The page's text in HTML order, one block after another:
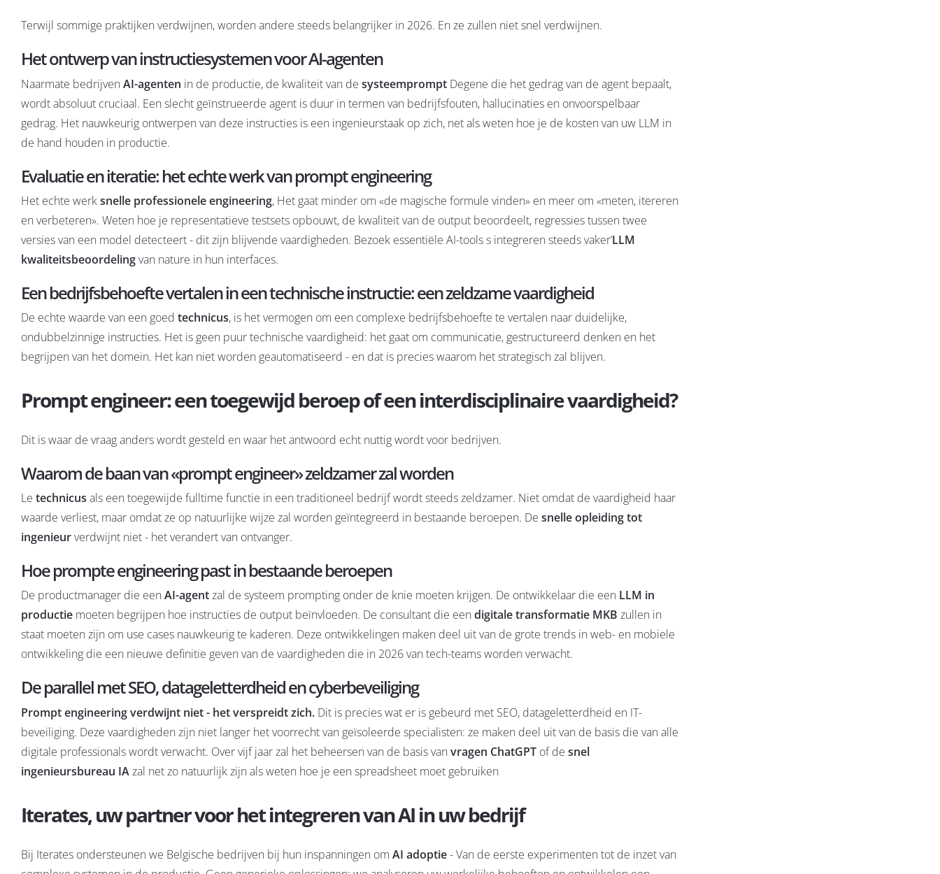
Terwijl sommige praktijken verdwijnen, worden andere steeds belangrijker in 2026. En ze zullen niet snel verdwijnen.
Het ontwerp van instructiesystemen voor AI-agenten
Naarmate bedrijvenAI-agenten in de productie, de kwaliteit van de systeemprompt Degene die het gedrag van de agent bepaalt,
wordt absoluut cruciaal. Een slecht geïnstrueerde agent is duur in termen van bedrijfsfouten, hallucinaties en onvoorspelbaar
gedrag. Het nauwkeurig ontwerpen van deze instructies is een ingenieurstaak op zich, net als weten hoe je de kosten van uw LLM in
de hand houden in productie.
Evaluatie en iteratie: het echte werk van prompt engineering
Het echte werksnelle professionele engineering, Het gaat minder om «de magische formule vinden» en meer om «meten, itereren
en verbeteren». Weten hoe je representatieve testsets opbouwt, de kwaliteit van de output beoordeelt, regressies tussen twee
versies van een model detecteert - dit zijn blijvende vaardigheden. Bezoek essentiële AI-toolss integreren steeds vaker’LLM
kwaliteitsbeoordelingvan nature in hun interfaces.
Een bedrijfsbehoefte vertalen in een technische instructie: een zeldzame vaardigheid
De echte waarde van een goed technicus, is het vermogen om een complexe bedrijfsbehoefte te vertalen naar duidelijke,
ondubbelzinnige instructies. Het is geen puur technische vaardigheid: het gaat om communicatie, gestructureerd denken en het
begrijpen van het domein. Het kan niet worden geautomatiseerd - en dat is precies waarom het strategisch zal blijven.
Prompt engineer: een toegewijd beroep of een interdisciplinaire vaardigheid?
Dit is waar de vraag anders wordt gesteld en waar het antwoord echt nuttig wordt voor bedrijven.
Waarom de baan van «prompt engineer» zeldzamer zal worden
Le technicus als een toegewijde fulltime functie in een traditioneel bedrijf wordt steeds zeldzamer. Niet omdat de vaardigheid haar
waarde verliest, maar omdat ze op natuurlijke wijze zal worden geïntegreerd in bestaande beroepen. De snelle opleiding tot
ingenieurverdwijnt niet - het verandert van ontvanger.
Hoe prompte engineering past in bestaande beroepen
De productmanager die eenAI-agentzal de systeem prompting onder de knie moeten krijgen. De ontwikkelaar die een LLM in
productie moeten begrijpen hoe instructies de output beïnvloeden. De consultant die eendigitale transformatie MKB zullen in
staat moeten zijn om use cases nauwkeurig te kaderen. Deze ontwikkelingen maken deel uit van de grote trends in web- en mobiele
ontwikkeling die een nieuwe definitie geven van de vaardigheden die in 2026 van tech-teams worden verwacht.
De parallel met SEO, datageletterdheid en cyberbeveiliging
Prompt engineering verdwijnt niet - het verspreidt zich. Dit is precies wat er is gebeurd met SEO, datageletterdheid en IT-
beveiliging. Deze vaardigheden zijn niet langer het voorrecht van geïsoleerde specialisten: ze maken deel uit van de basis die van alle
digitale professionals wordt verwacht. Over vijf jaar zal het beheersen van de basis vanvragen ChatGPT of de snel
ingenieursbureau IAzal net zo natuurlijk zijn als weten hoe je een spreadsheet moet gebruiken
Iterates, uw partner voor het integreren van AI in uw bedrijf
Bij Iterates ondersteunen we Belgische bedrijven bij hun inspanningen om AI adoptie- Van de eerste experimenten tot de inzet van